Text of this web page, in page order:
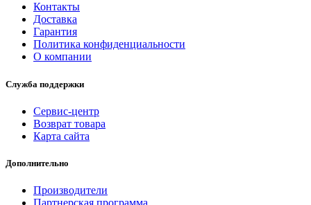
Контакты
Доставка
Гарантия
Политика конфиденциальности
О компании
Служба поддержки
Сервис-центр
Возврат товара
Карта сайта
Дополнительно
Производители
Партнерская программа